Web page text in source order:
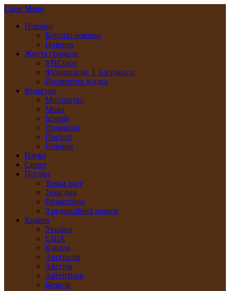
Close Menu
Новини
Короткі новини
Новини
Життя громади
УНСоюз
Фундація ім. І. Багряного
Посмертна згадка
Культура
Мистецтво
Мова
Історія
Подорожі
Постаті
Новини
Наука
Спорт
Погляд
Точка зору
Тема дня
Редакційна
З редакційної пошти
Країни
Україна
США
Канада
Австралія
Австрія
Арґентина
Бельгія